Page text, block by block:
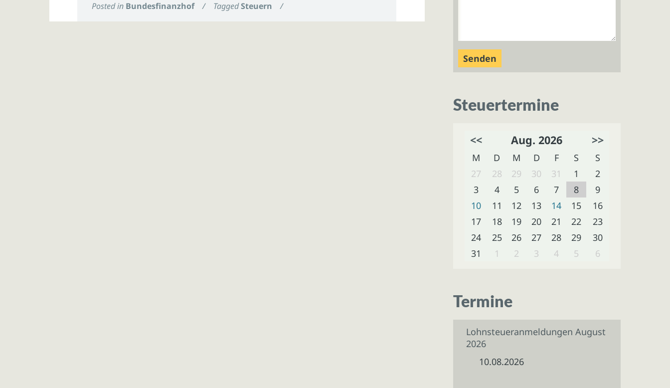
Posted in Bundesfinanzhof / TaggedSteuern /
Steuertermine
<< Aug. 2026 >>
M D M D F S
S
27
28 29 30 31 1
2
3
4 5 6 7 8
9
10
11 12 13 14 15
16
17
18 19 20 21 22
23
24
25 26 27 28 29
30
31
1 2 3 4 5 6
Termine
Lohnsteueranmeldungen August
2026
10.08.2026